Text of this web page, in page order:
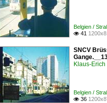
Belgien /
 41
SNCV
Klaus-Erich
Belgien /
 36